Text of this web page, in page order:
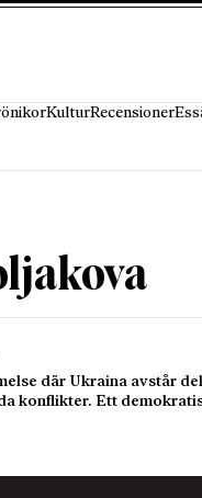
KulturRecensioner
där Ukraina avstår
konflikter. Ett